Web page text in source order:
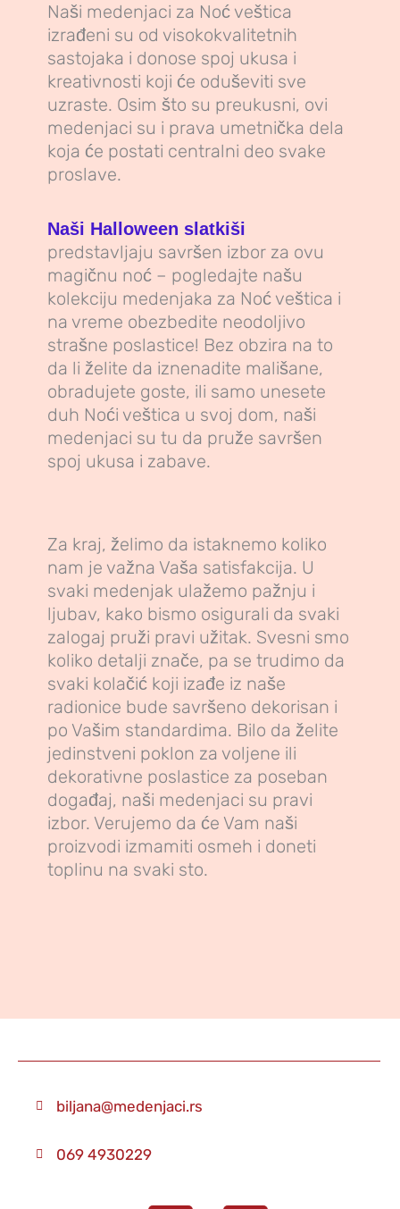
Naši medenjaci za Noć veštica
izrađeni su od visokokvalitetnih
sastojaka i donose spoj ukusa i
kreativnosti koji će oduševiti sve
uzraste. Osim što su preukusni, ovi
medenjaci su i prava umetnička dela
koja će postati centralni deo svake
proslave.
Naši Halloween slatkiši
predstavljaju savršen izbor za ovu
magičnu noć – pogledajte našu
kolekciju medenjaka za Noć veštica i
na vreme obezbedite neodoljivo
strašne poslastice! Bez obzira na to
da li želite da iznenadite mališane,
obradujete goste, ili samo unesete
duh Noći veštica u svoj dom, naši
medenjaci su tu da pruže savršen
spoj ukusa i zabave.
Za kraj, želimo da istaknemo koliko
nam je važna Vaša satisfakcija. U
svaki medenjak ulažemo pažnju i
ljubav, kako bismo osigurali da svaki
zalogaj pruži pravi užitak. Svesni smo
koliko detalji znače, pa se trudimo da
svaki kolačić koji izađe iz naše
radionice bude savršeno dekorisan i
po Vašim standardima. Bilo da želite
jedinstveni poklon za voljene ili
dekorativne poslastice za poseban
događaj, naši medenjaci su pravi
izbor. Verujemo da će Vam naši
proizvodi izmamiti osmeh i doneti
toplinu na svaki sto.
biljana@medenjaci.rs
069 4930229
n
a